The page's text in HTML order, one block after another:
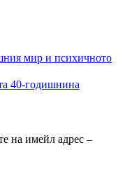
мир и психичното
40-годишнина
на имейл адрес –